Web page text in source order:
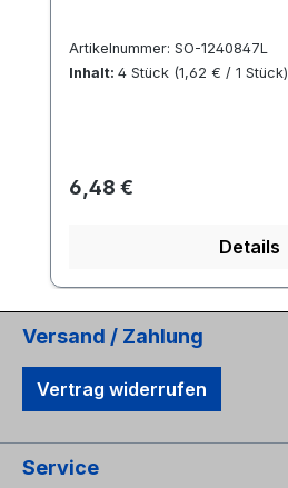
Artikelnummer: SO-1240847L
Inhalt: 4 Stück (1,62 € / 1 Stück)
Regulärer Preis:
6,48 €
Details
Versand / Zahlung
Vertrag widerrufen
Service